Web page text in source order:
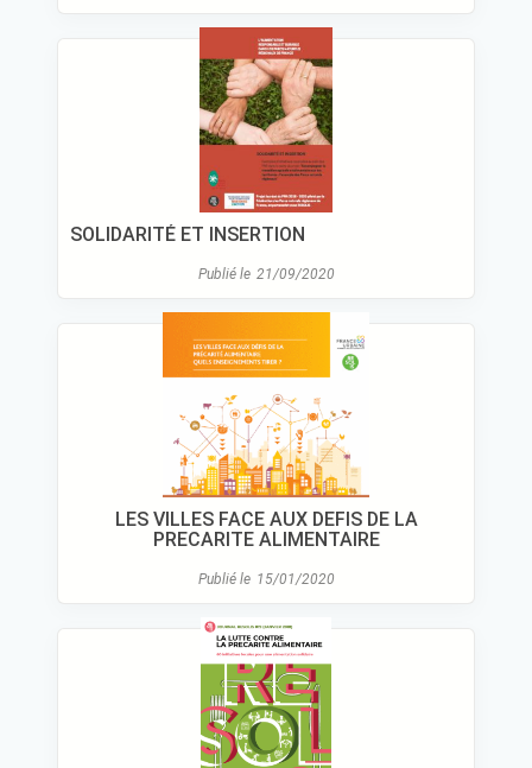
SOLIDARITÉ ET INSERTION
Publié le 21/09/2020
LES VILLES FACE AUX DEFIS DE LA
PRECARITE ALIMENTAIRE
Publié le 15/01/2020